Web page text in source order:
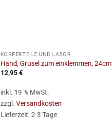
KÖRPERTEILE UND LABOR
Hand, Grusel zum einklemmen, 24cm
12,95€
inkl. 19 % MwSt.
zzgl. Versandkosten
Lieferzeit:2-3 Tage